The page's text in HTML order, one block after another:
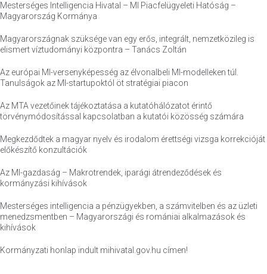
Mesterséges Intelligencia Hivatal – MI Piacfelügyeleti Hatóság –
Magyarország Kormánya
Magyarországnak szüksége van egy erős, integrált, nemzetközileg is
elismert víztudományi központra – Tanács Zoltán
Az európai MI-versenyképesség az élvonalbeli MI-modelleken túl.
Tanulságok az MI-startupoktól öt stratégiai piacon
Az MTA vezetőinek tájékoztatása a kutatóhálózatot érintő
törvénymódosítással kapcsolatban a kutatói közösség számára
Megkezdődtek a magyar nyelv és irodalom érettségi vizsga korrekcióját
előkészítő konzultációk
Az MI-gazdaság – Makrotrendek, iparági átrendeződések és
kormányzási kihívások
Mesterséges intelligencia a pénzügyekben, a számvitelben és az üzleti
menedzsmentben – Magyarországi és romániai alkalmazások és
kihívások
Kormányzati honlap indult mihivatal.gov.hu címen!